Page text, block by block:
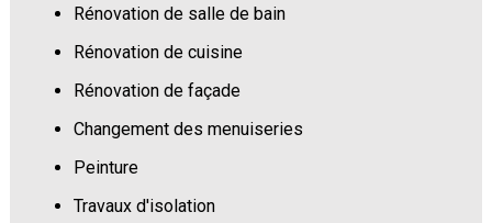
Rénovation de salle de bain
Rénovation de cuisine
Rénovation de façade
Changement des menuiseries
Peinture
Travaux d'isolation